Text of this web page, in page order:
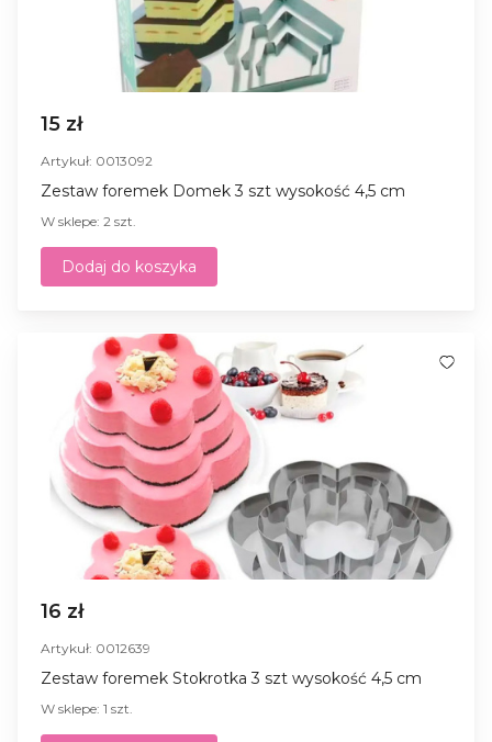
15 zł
Artykuł: 0013092
Zestaw foremek Domek 3 szt wysokość 4,5 cm
W sklepe: 2 szt.
Dodaj do koszyka
16 zł
Artykuł: 0012639
Zestaw foremek Stokrotka 3 szt wysokość 4,5 cm
W sklepe: 1 szt.